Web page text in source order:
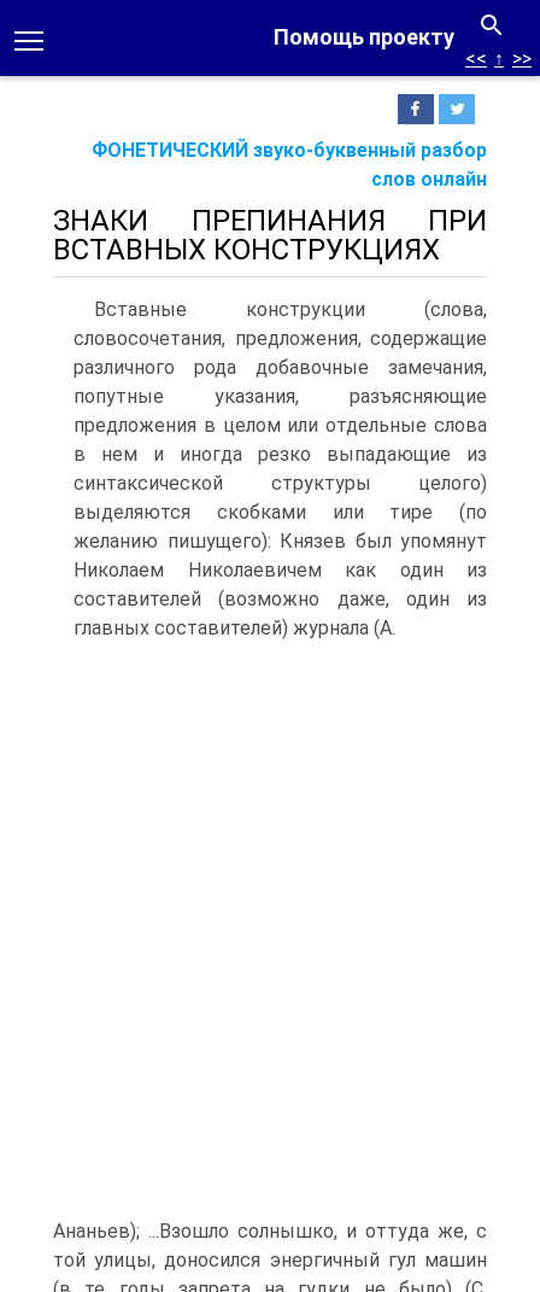
Помощь проекту
ФОНЕТИЧЕСКИЙ звуко-буквенный разбор
слов онлайн
<< ↑ >>
ЗНАКИ ПРЕПИНАНИЯ ПРИ
ВСТАВНЫХ КОНСТРУКЦИЯХ
Вставные конструкции (слова,
словосочетания, предложения, содержащие
различного рода добавочные замечания,
попутные указания, разъясняющие
предложения в целом или отдельные слова
в нем и иногда резко выпадающие из
синтаксической структуры целого)
выделяются скобками или тире (по
желанию пишущего): Князев был упомянут
Николаем Николаевичем как один из
составителей (возможно даже, один из
главных составителей) журнала (А.
Ананьев); ...Взошло солнышко, и оттуда же, с
той улицы, доносился энергичный гул машин